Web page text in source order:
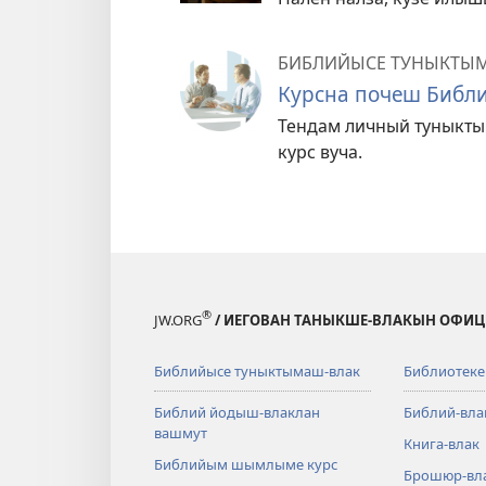
БИБЛИЙЫСЕ
Курсна почеш
Тендам личный
курс вуча.
JW.ORG® / ИЕГОВАН ТАНЫКШЕ-ВЛАКЫН
Библийысе туныктымаш-влак
Библий йодыш-влаклан
вашмут
Библийым шымлыме курс
Библиотеке
Библий-
Книга-влак
Брошюр-